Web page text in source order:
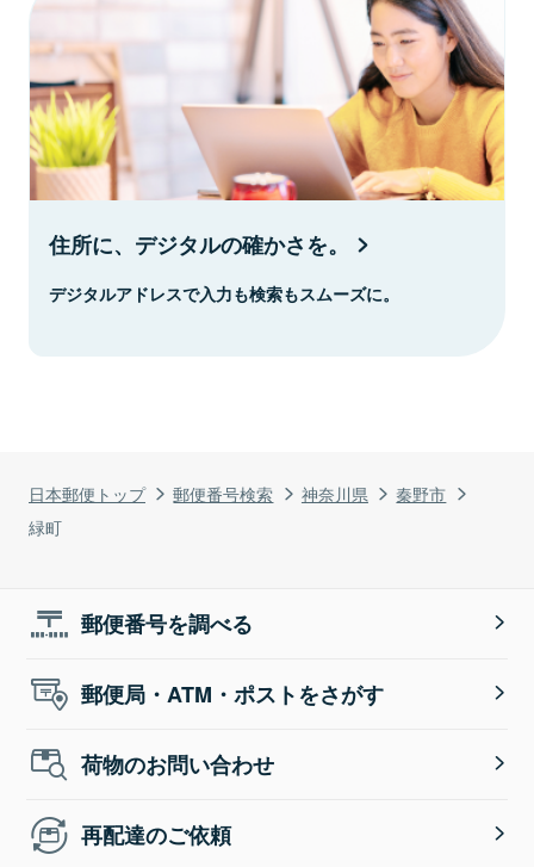
日本郵便トップ 郵便番号検索 神奈川県
秦野市
緑町
住所に、デジタルの確かさを。
デジタルアドレスで入力も検索もスムーズに。
郵便番号を調べる
郵便局・ATM・ポストをさがす
荷物のお問い合わせ
再配達のご依頼